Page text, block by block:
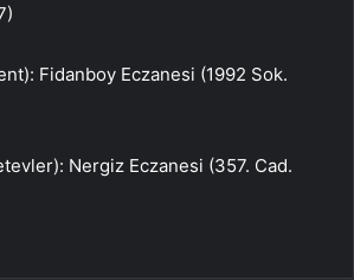
Fidanboy Eczanesi (1992 Sok.
Nergiz Eczanesi (357. Cad.